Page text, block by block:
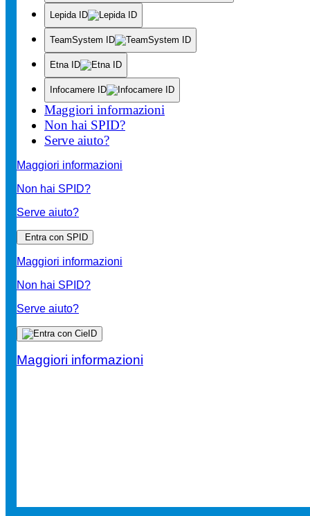
Lepida ID
TeamSystem ID
Etna ID
Infocamere ID
Maggiori informazioni
Non hai SPID?
Serve aiuto?
Maggiori informazioni
Non hai SPID?
Serve aiuto?
Entra con SPID
Maggiori informazioni
Non hai SPID?
Serve aiuto?
Maggiori informazioni